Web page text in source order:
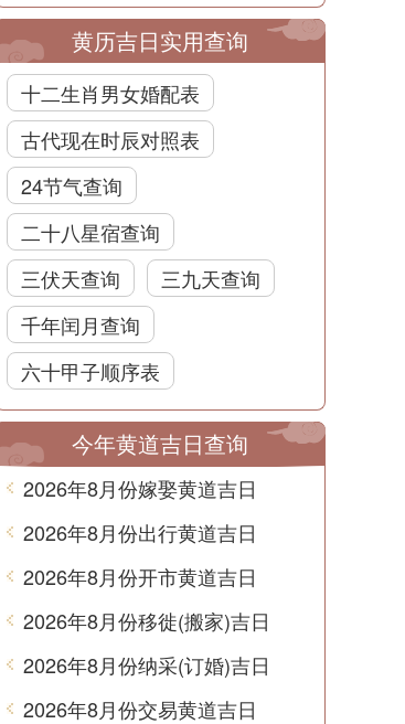
黄历吉日实用查询
十二生肖男女婚配表
古代现在时辰对照表
24节气查询
二十八星宿查询
三伏天查询
三九天查询
千年闰月查询
六十甲子顺序表
今年黄道吉日查询
2026年8月份嫁娶黄道吉日
2026年8月份出行黄道吉日
2026年8月份开市黄道吉日
2026年8月份移徙(搬家)吉日
2026年8月份纳采(订婚)吉日
2026年8月份交易黄道吉日